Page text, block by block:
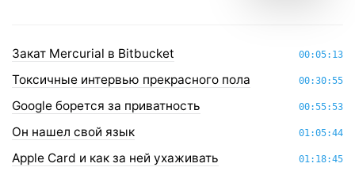
00:05:13
Закат Mercurial в Bitbucket
00:30:55
Токсичные интервью прекрасного пола
00:55:53
Google борется за приватность
01:05:44
Он нашел свой язык
01:18:45
Apple Card и как за ней ухаживать